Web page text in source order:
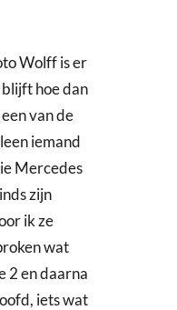
Wolff is er
hoe dan
van de
iemand
Mercedes
zijn
ik ze
wat
2 en daarna
iets wat